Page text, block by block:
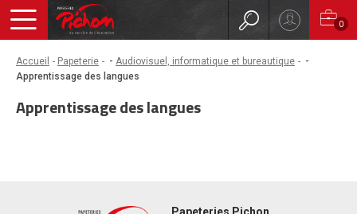
0
Accueil Papeterie - Audiovisuel, informatique et bureautique
-
Apprentissage des langues
Apprentissage des langues